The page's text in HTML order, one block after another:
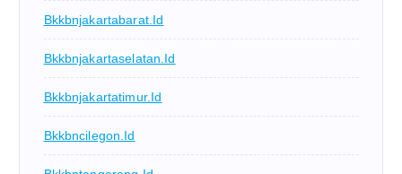
Bkkbnjakartabarat.id
Bkkbnjakartaselatan.id
Bkkbnjakartatimur.id
Bkkbncilegon.id